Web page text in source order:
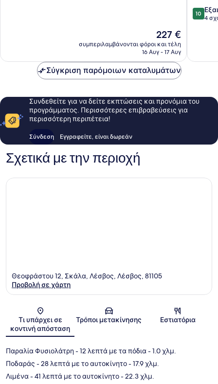
Η
τιμή
είναι
227 €
συμπεριλαμβάνονται φόροι και τέλη
16 Αυγ - 17 Αυγ
10.0
στα
10
4
Σύγκριση παρόμοιων καταλυμάτων
Συνδεθείτε για να δείτε εκπτώσεις και προνόμια του
προγράμματος. Περισσότερες επιβραβεύσεις για
περισσότερη περιπέτεια!
Σύνδεση Εγγραφείτε, είναι δωρεάν
Σχετικά με την περιοχή
Χάρτης
Θεοφράστου 12, Σκάλα, Λέσβος, Λέσβος, 81105
Προβολή σε χάρτη
Τι υπάρχει σε
κοντινή απόσταση
Τρόποι μετακίνησης Εστιατόρια
Παραλία Φυσιολάτρη- 12 λεπτά με τα πόδια- 1.0 χλμ.
Ποδαράς - 28 λεπτά με το αυτοκίνητο- 17.9 χλμ.
Λιμένα- 41 λεπτά με το αυτοκίνητο- 22.3 χλμ.